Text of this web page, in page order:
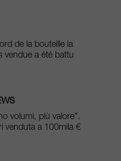
de la bouteille la
vendue a été battu
volumi, più valore”.
venduta a 100mila €